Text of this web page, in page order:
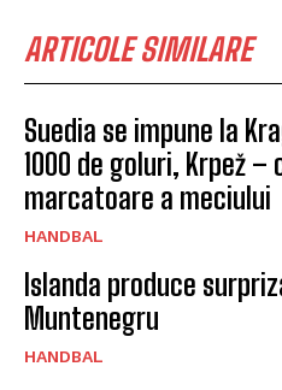
ARTICOLE SIMILARE
Suedia se impune la
1000 de goluri, Krpež –
marcatoare a meciului
HANDBAL
Islanda produce
Muntenegru
HANDBAL